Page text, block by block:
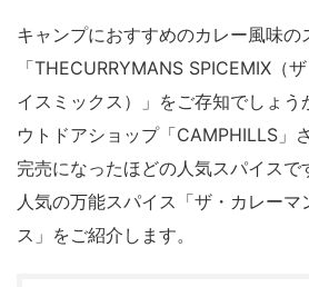
キャンプにおすすめのカレー風味の
「THECURRYMANS SPICEMIX（
イスミックス）」をご存知でしょう
ウトドアショップ「CAMPHILLS」
完売になったほどの人気スパイスで
人気の万能スパイス「ザ・カレーマ
ス」をご紹介します。